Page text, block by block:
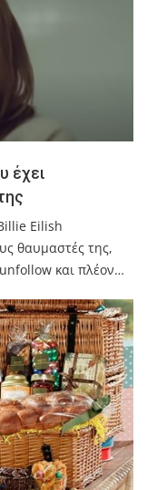
έχει
Eilish
θαυμαστές της,
και πλέον…